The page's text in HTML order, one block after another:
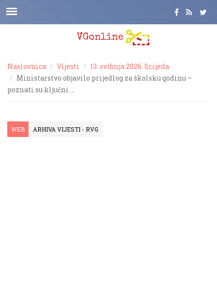
Naslovnica Vijesti
13. svibnja 2026. Srijeda
Ministarstvo objavilo prijedlog za školsku godinu –
poznati su ključni …
WEB ARHIVA VIJESTI - RVG